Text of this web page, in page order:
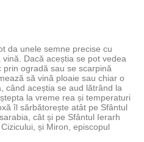
da unele semne precise cu
Dacă aceștia se pot vedea
ogradă sau se scarpină
să vină ploaie sau chiar o
când aceștia se aud lătrând la
la vreme rea și temperaturi
îl sărbătorește atât pe Sfântul
cât și pe Sfântul Ierarh
și Miron, episcopul